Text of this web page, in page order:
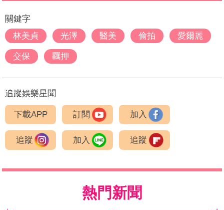
關鍵字
林美貞
光澤 醫美 偷拍 愛爾麗
交保 羈押
追蹤娛樂星聞
下載APP 訂閱 加入
追蹤 加入 追蹤
熱門新聞